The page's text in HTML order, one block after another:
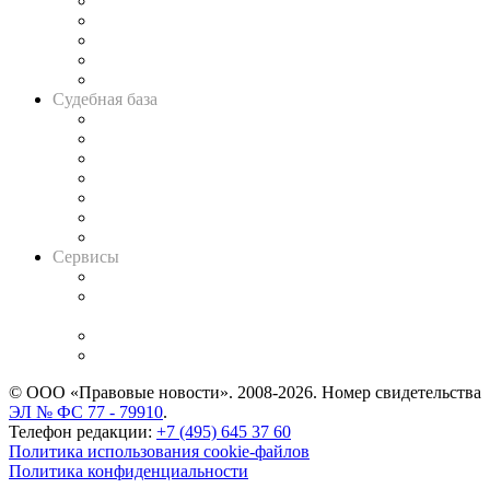
Судебная база
Сервисы
© ООО «Правовые новости». 2008-2026. Номер свидетельства
ЭЛ № ФС 77 - 79910.
Телефон редакции: +7 (495) 645 37 60
Политика использования cookie-файлов
Политика конфиденциальности